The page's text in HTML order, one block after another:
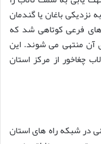
باغان یا گندمان
فرعی کوتاهی شد که
آن منتهی می شوند. این
چغاخور از مرکز استان
شریانی در شبکه راه های استان